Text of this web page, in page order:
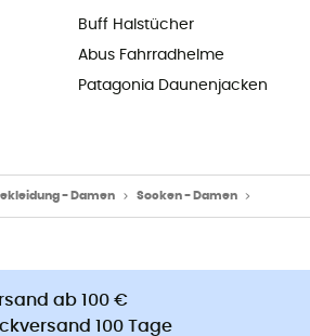
Buff Halstücher
Abus Fahrradhelme
Patagonia Daunenjacken
- Damen Socken - Damen
ab 100 €
100 Tage